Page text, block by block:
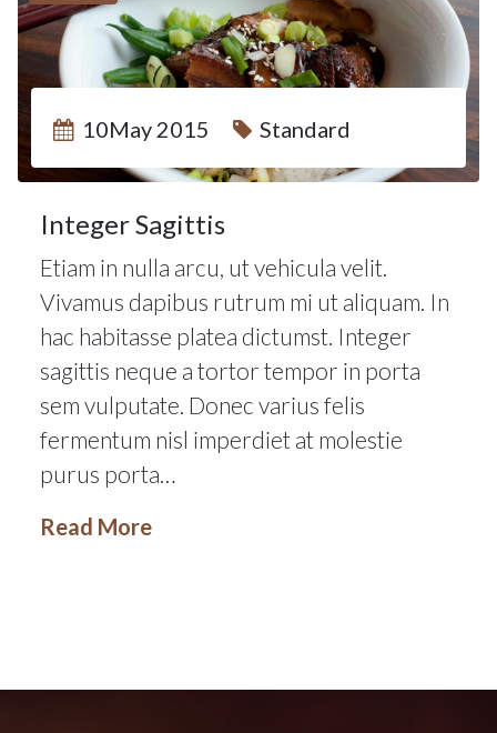
10May 2015 Standard
Integer Sagittis
Etiam in nulla arcu, ut vehicula velit.
Vivamus dapibus rutrum mi ut aliquam. In
hac habitasse platea dictumst. Integer
sagittis neque a tortor tempor in porta
sem vulputate. Donec varius felis
fermentum nisl imperdiet at molestie
purus porta…
Read More